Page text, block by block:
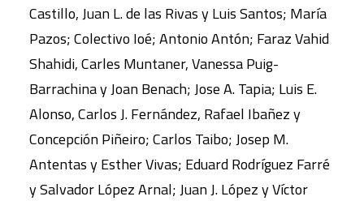
Castillo, Juan L. de las Rivas y Luis Santos; María
Pazos; Colectivo Ioé; Antonio Antón; Faraz Vahid
Shahidi, Carles Muntaner, Vanessa Puig-
Barrachina y Joan Benach; Jose A. Tapia; Luis E.
Alonso, Carlos J. Fernández, Rafael Ibañez y
Concepción Piñeiro; Carlos Taibo; Josep M.
Antentas y Esther Vivas; Eduard Rodríguez Farré
y Salvador López Arnal; Juan J. López y Víctor